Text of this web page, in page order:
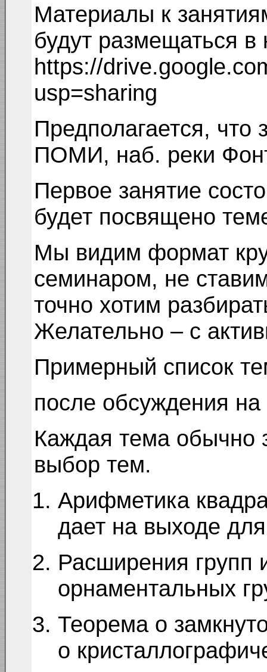
Материалы к
будут размещаться в
https://
usp=sharing
Предполагается, что
ПОМИ, наб. реки
Первое занятие
будет посвящено
Мы видим формат
семинаром, не
точно хотим
Желательно – с
Примерный список
после обсуждения
Каждая тема обычно
выбор тем.
Арифметика
дает на выходе
Расширения групп
орнаментальных
Теорема о
о